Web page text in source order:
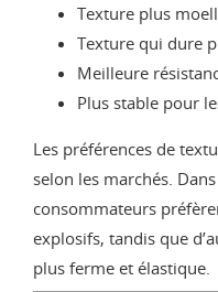
Texture plus
Texture qui dure
Meilleure
Plus stable pour
Les préférences de
selon les marchés.
consommateurs
explosifs, tandis que
plus ferme et élastique.